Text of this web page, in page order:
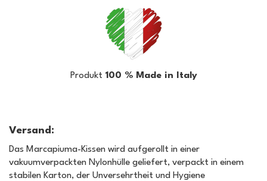
Produkt 100 % Made in Italy
Versand:
Das Marcapiuma-Kissen wird aufgerollt in einer
vakuumverpackten Nylonhülle geliefert, verpackt in einem
stabilen Karton, der Unversehrtheit und Hygiene